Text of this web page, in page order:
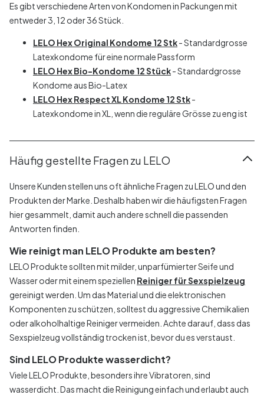
Es gibt verschiedene Arten von Kondomen in Packungen mit
entweder 3, 12 oder 36 Stück.
LELO Hex Original Kondome 12 Stk- Standardgrosse
Latexkondome für eine normale Passform
LELO Hex Bio-Kondome 12 Stück- Standardgrosse
Kondome aus Bio-Latex
LELO Hex Respect XL Kondome 12 Stk-
Latexkondome in XL, wenn die reguläre Grösse zu eng ist
Häufig gestellte Fragen zu LELO
Unsere Kunden stellen uns oft ähnliche Fragen zu LELO und den
Produkten der Marke. Deshalb haben wir die häufigsten Fragen
hier gesammelt, damit auch andere schnell die passenden
Antworten finden.
Wie reinigt man LELO Produkte am besten?
LELO Produkte sollten mit milder, unparfümierter Seife und
Wasser oder mit einem speziellen Reiniger für Sexspielzeug
gereinigt werden. Um das Material und die elektronischen
Komponenten zu schützen, solltest du aggressive Chemikalien
oder alkoholhaltige Reiniger vermeiden. Achte darauf, dass das
Sexspielzeug vollständig trocken ist, bevor du es verstaust.
Sind LELO Produkte wasserdicht?
Viele LELO Produkte, besonders ihre Vibratoren, sind
wasserdicht. Das macht die Reinigung einfach und erlaubt auch